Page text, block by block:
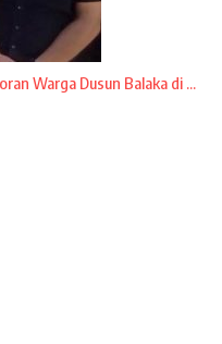
Warga Dusun Balaka di ...